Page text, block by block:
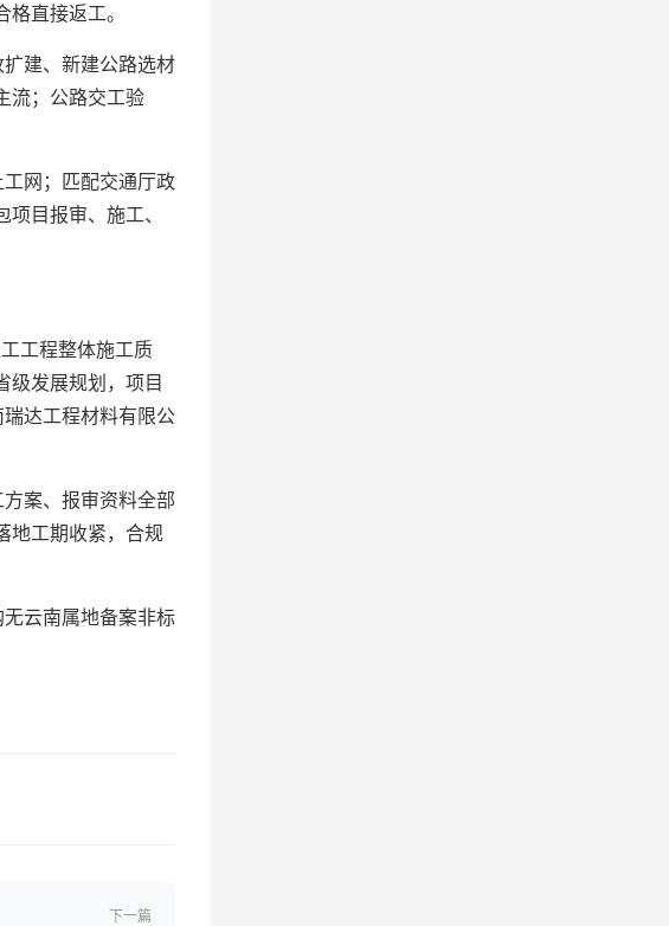
直接返工。
建、新建公路选材
流；公路交工验
网；匹配交通厅政
目报审、施工、
工程整体施工质
级发展规划，项目
达工程材料有限公
案、报审资料全部
地工期收紧，合规
云南属地备案非标
下一篇